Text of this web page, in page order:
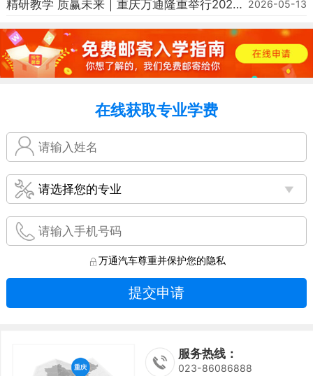
精研教学 质赢未来｜重庆万通隆重举行2026
教学质量季启动仪式
2026-05-13
在线获取专业学费
万通汽车尊重并保护您的隐私
提交申请
服务热线：
023-86086888